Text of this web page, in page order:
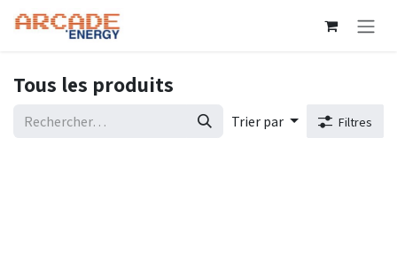
Se rendre au contenu
Tous les produits
Trier par Filtres